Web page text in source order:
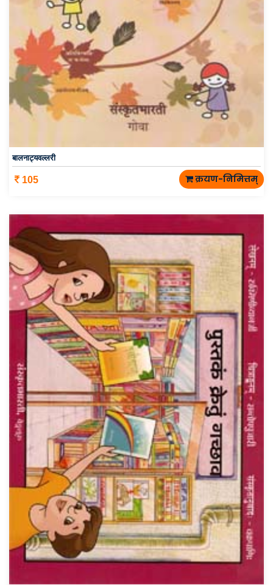
बालनाट्यवल्लरी
105 क्रयण-निमित्तम्